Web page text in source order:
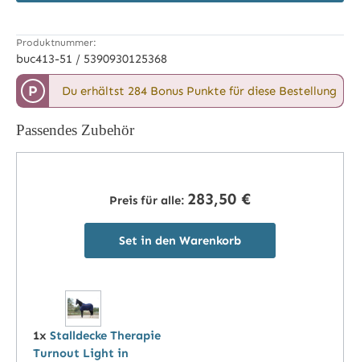
Produktnummer:
buc413-51 / 5390930125368
P Du erhältst 284 Bonus Punkte für diese Bestellung
Passendes Zubehör
Preis für alle: 283,50 €
Set in den Warenkorb
1x Stalldecke Therapie
Turnout Light in